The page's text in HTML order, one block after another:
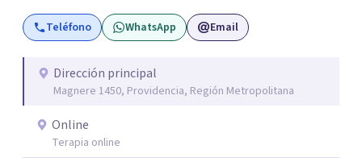
juntos el camino a tu sanidad. DFisponible y atento a tu
llamado un abrazo cordial.
Teléfono WhatsApp Email
Dirección principal
Magnere 1450, Providencia, Región Metropolitana
Online
Terapia online